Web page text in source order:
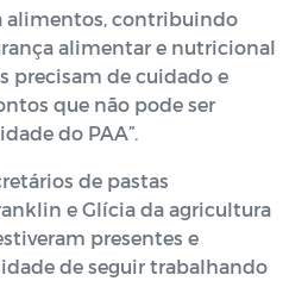
alimentos, contribuindo
alimentar e nutricional
precisam de cuidado e
que não pode ser
do PAA”.
de pastas
e Glícia da agricultura
presentes e
de seguir trabalhando